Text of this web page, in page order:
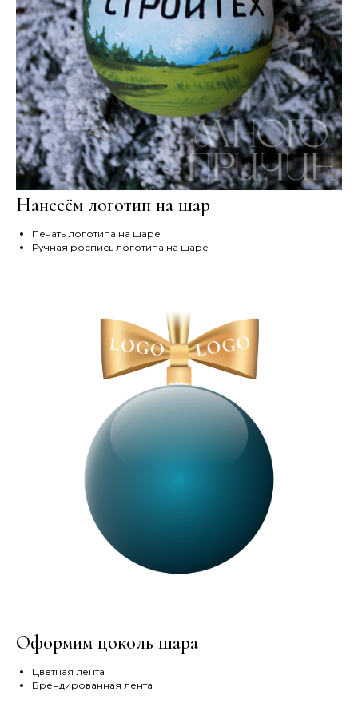
Нанесём логотип на шар
Печать логотипа на шаре
Ручная роспись логотипа на шаре
Оформим цоколь шара
Цветная лента
Брендированная лента